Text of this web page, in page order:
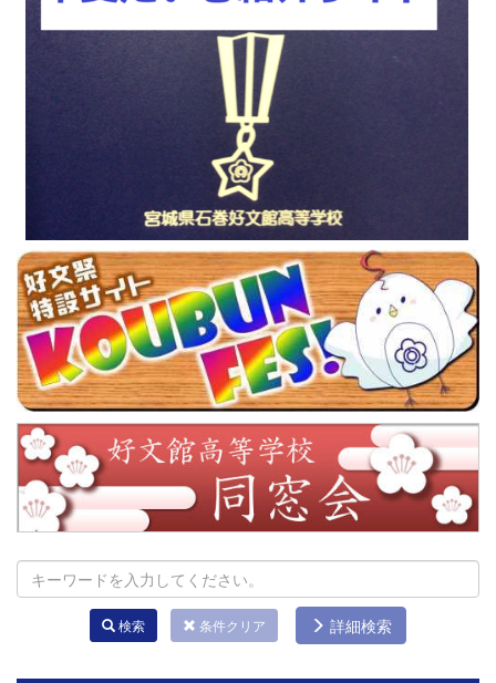
検索 条件クリア 詳細検索